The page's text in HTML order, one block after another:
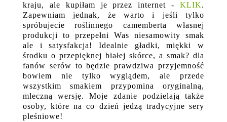
kraju, ale kupiłam je przez internet - KLIK.
Zapewniam jednak, że warto i jeśli tylko
spróbujecie roślinnego camemberta własnej
produkcji to przepełni Was niesamowity smak
ale i satysfakcja! Idealnie gładki, miękki w
środku o przepięknej białej skórce, a smak? dla
fanów serów to będzie prawdziwa przyjemność
bowiem nie tylko wyglądem, ale przede
wszystkim smakiem przypomina oryginalną,
mleczną wersję. Moje zdanie podzielają także
osoby, które na co dzień jedzą tradycyjne sery
pleśniowe!